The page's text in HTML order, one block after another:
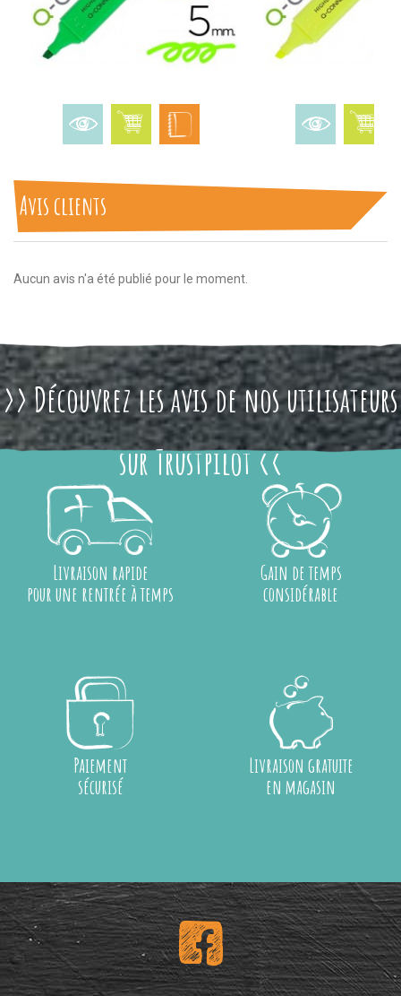
Avis clients
Aucun avis n'a été publié pour le moment.
>> Découvrez les avis de nos utilisateurs
sur Trustpilot <<
Livraison rapide
pour une rentrée à temps
Gain de temps
considérable
Paiement
sécurisé
Livraison gratuite
en magasin